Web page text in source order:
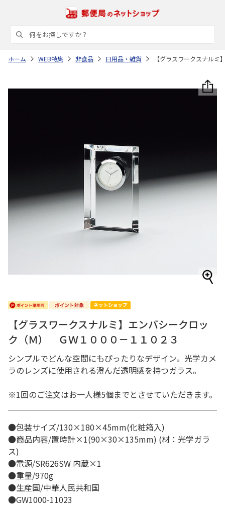
ホーム WEB特集 非食品 日用品・雑貨 【グラスワークスナル
【グラスワークスナルミ】エンバシークロッ
ク（Ｍ） ＧＷ１０００－１１０２３
シンプルでどんな空間にもぴったりなデザイン。光学カメ
ラのレンズに使用される澄んだ透明感を持つガラス。
※1回のご注文はお一人様5個までとさせていただきます。
●包装サイズ/130×180×45mm(化粧箱入)
●商品内容/置時計×1(90×30×135mm) (材：光学ガラ
ス)
●電源/SR626SW 内蔵×1
●重量/970g
●生産国/中華人民共和国
●GW1000-11023